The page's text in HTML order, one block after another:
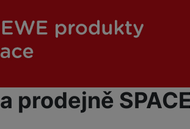
prodejně